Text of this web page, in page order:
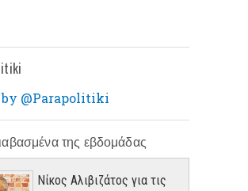
@Parapolitiki
της εβδομάδας
Νίκος Αλιβιζάτος για τις